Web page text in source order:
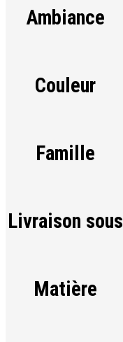
Ambiance
Couleur
Famille
Livraison sous
Matière